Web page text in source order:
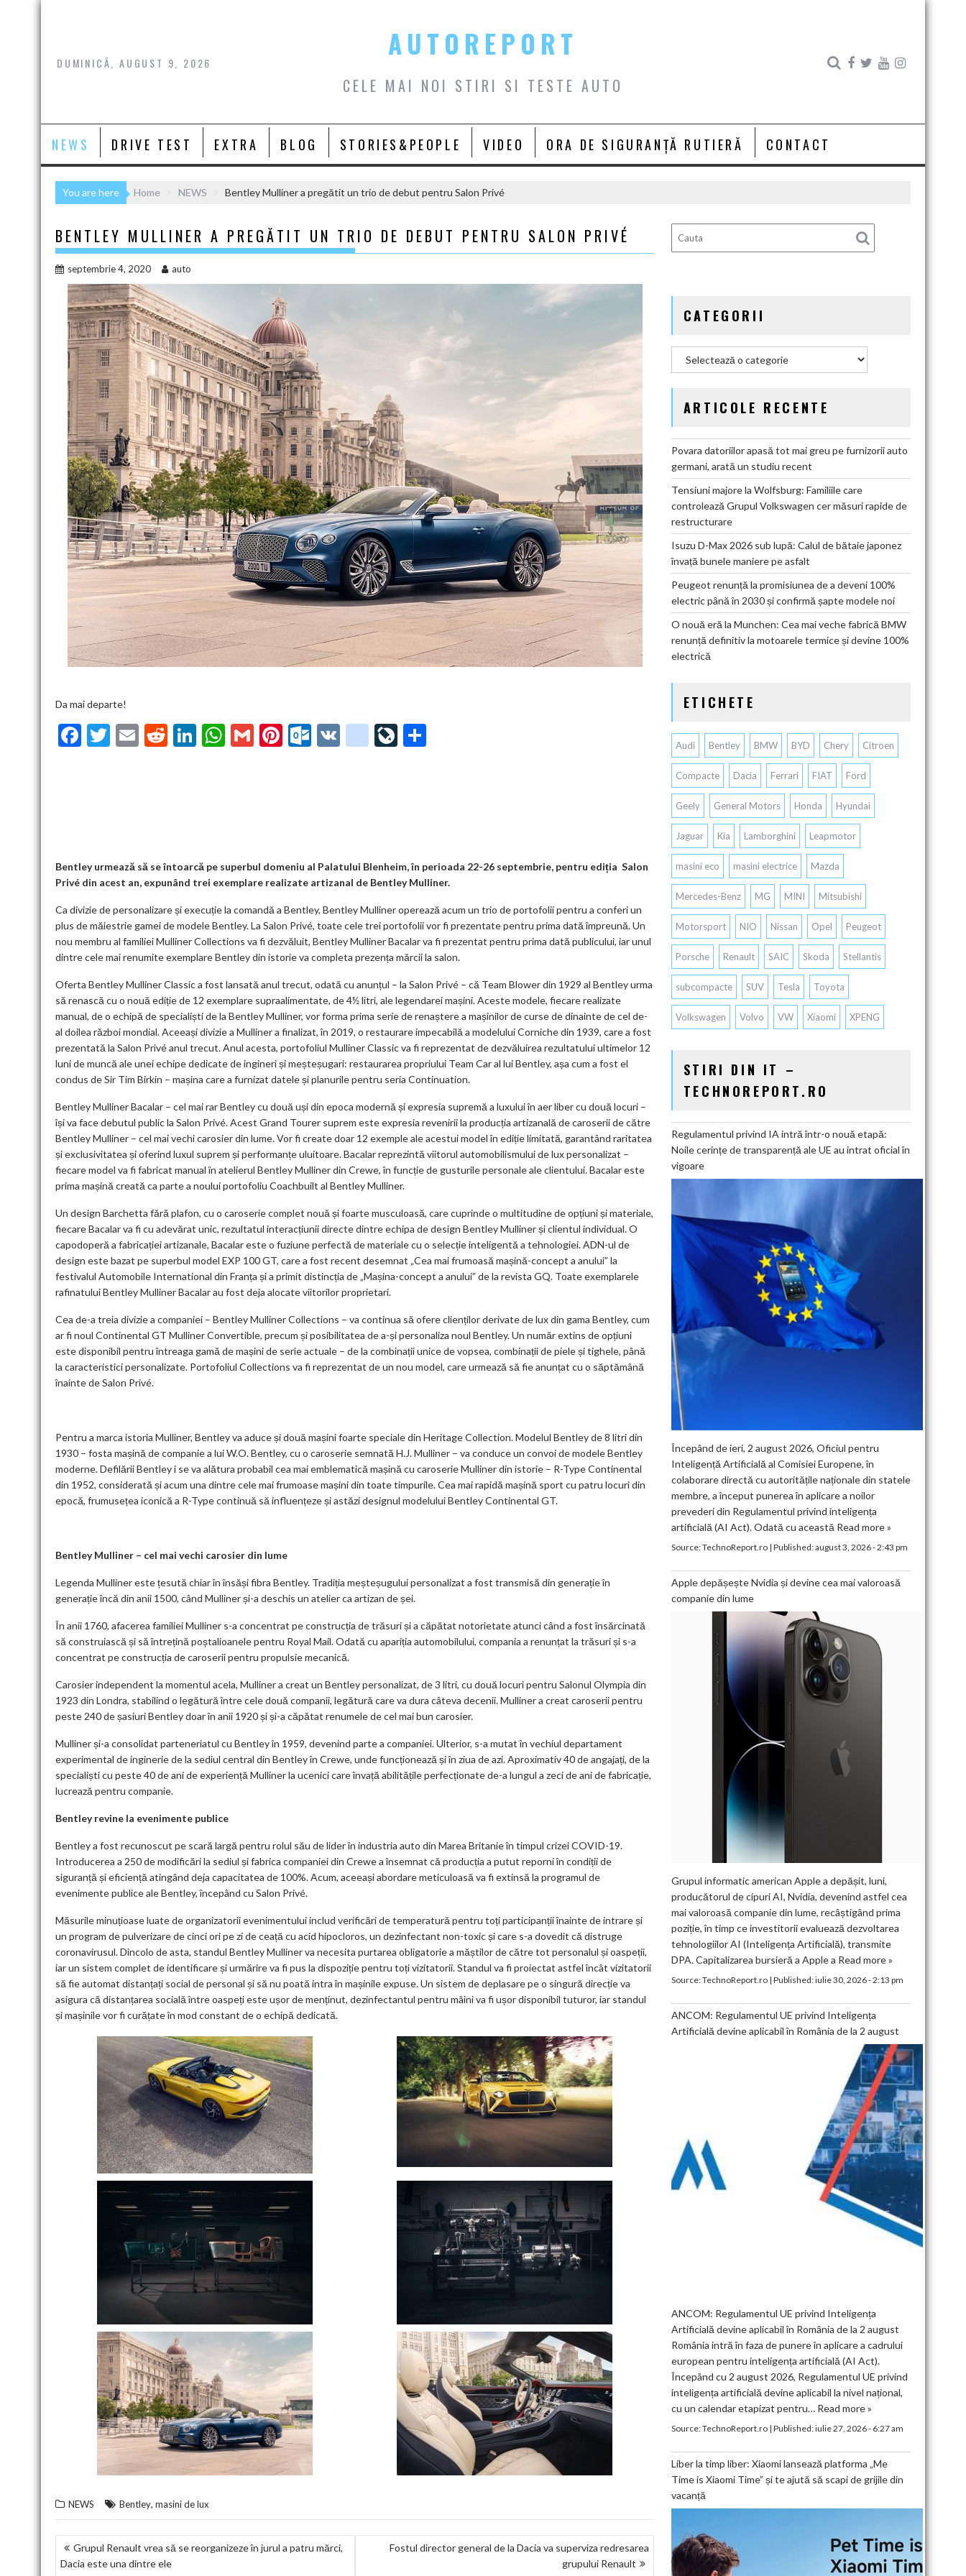
Skip
DUMINICĂ, AUGUST 9, 2026
AUTOREPORT
CELE MAI NOI STIRI SI TESTE AUTO
NEWS DRIVE TEST EXTRA BLOG STORIES&PEOPLE VIDEO ORA DE SIGURANȚĂ RUTIERĂ CONTACT
You are here Home NEWS Bentley Mulliner a pregătit un trio de debut pentru Salon Privé
BENTLEY MULLINER A PREGĂTIT UN TRIO DE DEBUT PENTRU SALON PRIVÉ
septembrie 4, 2020 auto
Da mai departe!
F
k
T
E
R
Li W
p
G
Pi O
m
V
g
o
o
k
m
ar
ks
Li
Bentley urmează să se întoarcă pe superbul domeniu al Palatului Blenheim, în perioada 22-26 septembrie, pentru ediția Salon
Privé din acest an, expunând trei exemplare realizate artizanal de Bentley Mulliner.
Ca divizie de personalizare și execuție la comandă a Bentley, Bentley Mulliner operează acum un trio de portofolii pentru a conferi un
plus de măiestrie gamei de modele Bentley. La Salon Privé, toate cele trei portofolii vor fi prezentate pentru prima dată împreună. Un
nou membru al familiei Mulliner Collections va fi dezvăluit, Bentley Mulliner Bacalar va fi prezentat pentru prima dată publicului, iar unul
dintre cele mai renumite exemplare Bentley din istorie va completa prezența mărcii la salon.
Oferta Bentley Mulliner Classic a fost lansată anul trecut, odată cu anunțul – la Salon Privé – că Team Blower din 1929 al Bentley urma
să renască cu o nouă ediție de 12 exemplare supraalimentate, de 4½ litri, ale legendarei mașini. Aceste modele, fiecare realizate
manual, de o echipă de specialiști de la Bentley Mulliner, vor forma prima serie de renaștere a mașinilor de curse de dinainte de cel de-
al doilea război mondial. Aceeași divizie a Mulliner a finalizat, în 2019, o restaurare impecabilă a modelului Corniche din 1939, care a fost
prezentată la Salon Privé anul trecut. Anul acesta, portofoliul Mulliner Classic va fi reprezentat de dezvăluirea rezultatului ultimelor 12
luni de muncă ale unei echipe dedicate de ingineri și meșteșugari: restaurarea propriului Team Car al lui Bentley, așa cum a fost el
condus de Sir Tim Birkin – mașina care a furnizat datele și planurile pentru seria Continuation.
Bentley Mulliner Bacalar – cel mai rar Bentley cu două uși din epoca modernă și expresia supremă a luxului în aer liber cu două locuri –
își va face debutul public la Salon Privé. Acest Grand Tourer suprem este expresia revenirii la producția artizanală de caroserii de către
Bentley Mulliner – cel mai vechi carosier din lume. Vor fi create doar 12 exemple ale acestui model în ediție limitată, garantând raritatea
și exclusivitatea și oferind luxul suprem și performanțe uluitoare. Bacalar reprezintă viitorul automobilismului de lux personalizat –
fiecare model va fi fabricat manual în atelierul Bentley Mulliner din Crewe, în funcție de gusturile personale ale clientului. Bacalar este
prima mașină creată ca parte a noului portofoliu Coachbuilt al Bentley Mulliner.
Un design Barchetta fără plafon, cu o caroserie complet nouă și foarte musculoasă, care cuprinde o multitudine de opțiuni și materiale,
fiecare Bacalar va fi cu adevărat unic, rezultatul interacțiunii directe dintre echipa de design Bentley Mulliner și clientul individual. O
capodoperă a fabricației artizanale, Bacalar este o fuziune perfectă de materiale cu o selecție inteligentă a tehnologiei. ADN-ul de
design este bazat pe superbul model EXP 100 GT, care a fost recent desemnat „Cea mai frumoasă mașină-concept a anului” la
festivalul Automobile International din Franța și a primit distincția de „Mașina-concept a anului” de la revista GQ. Toate exemplarele
rafinatului Bentley Mulliner Bacalar au fost deja alocate viitorilor proprietari.
Cea de-a treia divizie a companiei – Bentley Mulliner Collections – va continua să ofere clienților derivate de lux din gama Bentley, cum
ar fi noul Continental GT Mulliner Convertible, precum și posibilitatea de a-și personaliza noul Bentley. Un număr extins de opțiuni
este disponibil pentru întreaga gamă de mașini de serie actuale – de la combinații unice de vopsea, combinații de piele și tighele, până
la caracteristici personalizate. Portofoliul Collections va fi reprezentat de un nou model, care urmează să fie anunțat cu o săptămână
înainte de Salon Privé.
Pentru a marca istoria Mulliner, Bentley va aduce și două mașini foarte speciale din Heritage Collection. Modelul Bentley de 8 litri din
1930 – fosta mașină de companie a lui W.O. Bentley, cu o caroserie semnată H.J. Mulliner – va conduce un convoi de modele Bentley
moderne. Defilării Bentley i se va alătura probabil cea mai emblematică mașină cu caroserie Mulliner din istorie – R-Type Continental
din 1952, considerată și acum una dintre cele mai frumoase mașini din toate timpurile. Cea mai rapidă mașină sport cu patru locuri din
epocă, frumusețea iconică a R-Type continuă să influențeze și astăzi designul modelului Bentley Continental GT.
Bentley Mulliner – cel mai vechi carosier din lume
Legenda Mulliner este țesută chiar în însăși fibra Bentley. Tradiția meșteșugului personalizat a fost transmisă din generație în
generație încă din anii 1500, când Mulliner și-a deschis un atelier ca artizan de șei.
În anii 1760, afacerea familiei Mulliner s-a concentrat pe construcția de trăsuri și a căpătat notorietate atunci când a fost însărcinată
să construiască și să întrețină poștalioanele pentru Royal Mail. Odată cu apariția automobilului, compania a renunțat la trăsuri și s-a
concentrat pe construcția de caroserii pentru propulsie mecanică.
Carosier independent la momentul acela, Mulliner a creat un Bentley personalizat, de 3 litri, cu două locuri pentru Salonul Olympia din
1923 din Londra, stabilind o legătură între cele două companii, legătură care va dura câteva decenii. Mulliner a creat caroserii pentru
peste 240 de șasiuri Bentley doar în anii 1920 și și-a căpătat renumele de cel mai bun carosier.
Mulliner și-a consolidat parteneriatul cu Bentley în 1959, devenind parte a companiei. Ulterior, s-a mutat în vechiul departament
experimental de inginerie de la sediul central din Bentley în Crewe, unde funcționează și în ziua de azi. Aproximativ 40 de angajați, de la
specialiști cu peste 40 de ani de experiență Mulliner la ucenici care învață abilitățile perfecționate de-a lungul a zeci de ani de fabricație,
lucrează pentru companie.
Bentley revine la evenimente publice
Bentley a fost recunoscut pe scară largă pentru rolul său de lider în industria auto din Marea Britanie în timpul crizei COVID-19.
Introducerea a 250 de modificări la sediul și fabrica companiei din Crewe a însemnat că producția a putut reporni în condiții de
siguranță și eficiență atingând deja capacitatea de 100%. Acum, aceeași abordare meticuloasă va fi extinsă la programul de
evenimente publice ale Bentley, începând cu Salon Privé.
Măsurile minuțioase luate de organizatorii evenimentului includ verificări de temperatură pentru toți participanții înainte de intrare și
un program de pulverizare de cinci ori pe zi de ceață cu acid hipocloros, un dezinfectant non-toxic și care s-a dovedit că distruge
coronavirusul. Dincolo de asta, standul Bentley Mulliner va necesita purtarea obligatorie a măștilor de către tot personalul și oaspeții,
iar un sistem complet de identificare și urmărire va fi pus la dispoziție pentru toți vizitatorii. Standul va fi proiectat astfel încât vizitatorii
să fie automat distanțați social de personal și să nu poată intra în mașinile expuse. Un sistem de deplasare pe o singură direcție va
asigura că distanțarea socială între oaspeți este ușor de menținut, dezinfectantul pentru mâini va fi ușor disponibil tuturor, iar standul
și mașinile vor fi curățate în mod constant de o echipă dedicată.
NEWS Bentley, masini de lux
NAVIGARE
ÎN
Grupul Renault vrea să se reorganizeze în jurul a patru mărci,
Dacia este una dintre ele
Fostul director general de la Dacia va superviza redresarea
grupului Renault
CATEGORII
ARTICOLE RECENTE
Povara datoriilor apasă tot mai greu pe furnizorii auto
germani, arată un studiu recent
Tensiuni majore la Wolfsburg: Familiile care
controlează Grupul Volkswagen cer măsuri rapide de
restructurare
Isuzu D-Max 2026 sub lupă: Calul de bătaie japonez
învață bunele maniere pe asfalt
Peugeot renunță la promisiunea de a deveni 100%
electric până în 2030 și confirmă șapte modele noi
O nouă eră la Munchen: Cea mai veche fabrică BMW
renunță definitiv la motoarele termice și devine 100%
electrică
ETICHETE
Audi Bentley BMW BYD Chery Citroen
Compacte Dacia Ferrari FIAT Ford
Geely General Motors Honda Hyundai
Jaguar Kia Lamborghini Leapmotor
masini eco masini electrice Mazda
Mercedes-Benz MG MINI Mitsubishi
Motorsport NIO Nissan Opel Peugeot
Porsche Renault SAIC Skoda Stellantis
subcompacte SUV Tesla Toyota
Volkswagen Volvo VW Xiaomi XPENG
STIRI DIN IT –
TECHNOREPORT.RO
Regulamentul privind IA intră într-o nouă etapă:
Noile cerințe de transparență ale UE au intrat oficial în
vigoare
Începând de ieri, 2 august 2026, Oficiul pentru
Inteligență Artificială al Comisiei Europene, în
colaborare directă cu autoritățile naționale din statele
membre, a început punerea în aplicare a noilor
prevederi din Regulamentul privind inteligența
artificială (AI Act). Odată cu această Read more »
Source:TechnoReport.ro| Published:august 3, 2026 - 2:43 pm
Apple depășește Nvidia și devine cea mai valoroasă
companie din lume
Grupul informatic american Apple a depășit, luni,
producătorul de cipuri AI, Nvidia, devenind astfel cea
mai valoroasă companie din lume, recâștigând prima
poziție, în timp ce investitorii evaluează dezvoltarea
tehnologiilor AI (Inteligența Artificială), transmite
DPA. Capitalizarea bursieră a Apple a Read more »
Source:TechnoReport.ro| Published:iulie 30, 2026 - 2:13 pm
ANCOM: Regulamentul UE privind Inteligența
Artificială devine aplicabil în România de la 2 august
ANCOM: Regulamentul UE privind Inteligența
Artificială devine aplicabil în România de la 2 august
România intră în faza de punere în aplicare a cadrului
european pentru inteligența artificială (AI Act).
Începând cu 2 august 2026, Regulamentul UE privind
inteligența artificială devine aplicabil la nivel național,
cu un calendar etapizat pentru… Read more »
Source:TechnoReport.ro| Published:iulie 27, 2026 - 6:27 am
Liber la timp liber: Xiaomi lansează platforma „Me
Time is Xiaomi Time” și te ajută să scapi de grijile din
vacanță